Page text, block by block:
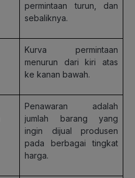
permintaan turun, dan
sebaliknya.
Kurva permintaan
menurun dari kiri atas
ke kanan bawah.
Penawaran adalah
jumlah barang yang
ingin dijual produsen
pada berbagai tingkat
harga.